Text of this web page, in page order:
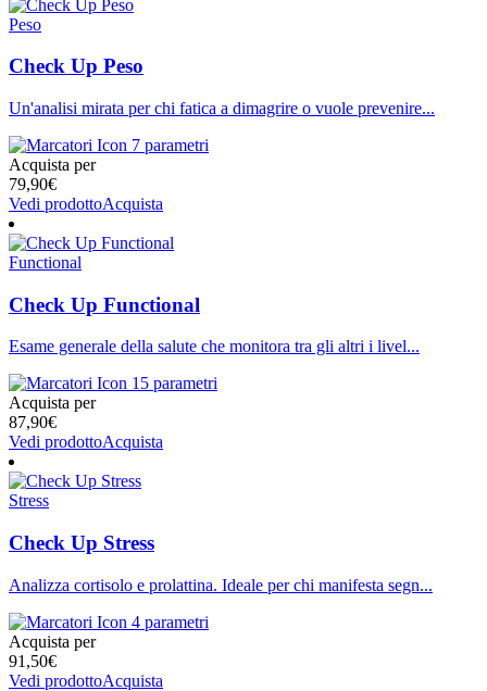
Peso
Check Up Peso
Un'analisi mirata per chi fatica a dimagrire o vuole prevenire...
7 parametri
Acquista per
79,90€
Vedi prodottoAcquista
Functional
Check Up Functional
Esame generale della salute che monitora tra gli altri i livel...
15 parametri
Acquista per
87,90€
Vedi prodottoAcquista
Stress
Check Up Stress
Analizza cortisolo e prolattina. Ideale per chi manifesta segn...
4 parametri
Acquista per
91,50€
Vedi prodottoAcquista